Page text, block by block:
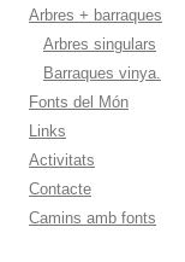
Arbres + barraques
Arbres singulars
Barraques vinya.
Fonts del Món
Links
Activitats
Contacte
Camins amb fonts